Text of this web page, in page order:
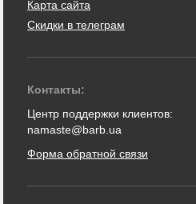
Карта сайта
Скидки в телеграм
Контакты:
Центр поддержки клиентов:
namaste@barb.ua
Форма обратной связи